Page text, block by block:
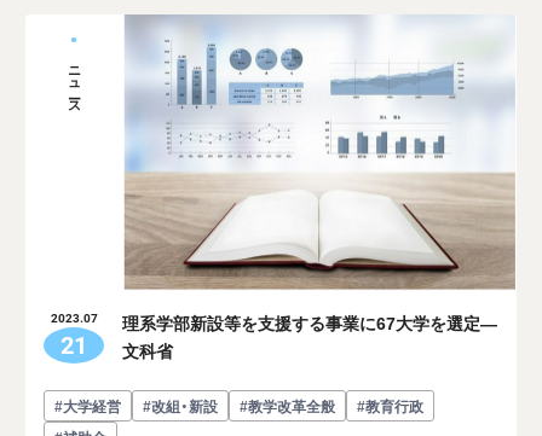
ニュース
2023.07
21
理系学部新設等を支援する事業に67大学を選定―
文科省
#大学経営 #改組・新設 #教学改革全般
#教育行政